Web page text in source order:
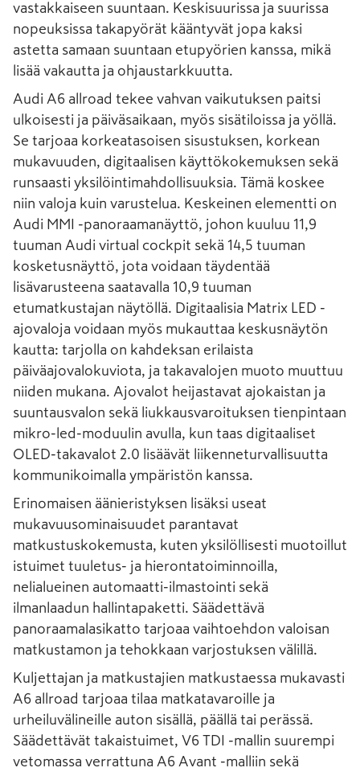
vastakkaiseen suuntaan. Keskisuurissa ja suurissa
nopeuksissa takapyörät kääntyvät jopa kaksi
astetta samaan suuntaan etupyörien kanssa, mikä
lisää vakautta ja ohjaustarkkuutta.
Audi A6 allroad tekee vahvan vaikutuksen paitsi
ulkoisesti ja päiväsaikaan, myös sisätiloissa ja yöllä.
Se tarjoaa korkeatasoisen sisustuksen, korkean
mukavuuden, digitaalisen käyttökokemuksen sekä
runsaasti yksilöintimahdollisuuksia. Tämä koskee
niin valoja kuin varustelua. Keskeinen elementti on
Audi MMI -panoraamanäyttö, johon kuuluu 11,9
tuuman Audi virtual cockpit sekä 14,5 tuuman
kosketusnäyttö, jota voidaan täydentää
lisävarusteena saatavalla 10,9 tuuman
etumatkustajan näytöllä. Digitaalisia Matrix LED -
ajovaloja voidaan myös mukauttaa keskusnäytön
kautta: tarjolla on kahdeksan erilaista
päiväajovalokuviota, ja takavalojen muoto muuttuu
niiden mukana. Ajovalot heijastavat ajokaistan ja
suuntausvalon sekä liukkausvaroituksen tienpintaan
mikro-led-moduulin avulla, kun taas digitaaliset
OLED-takavalot 2.0 lisäävät liikenneturvallisuutta
kommunikoimalla ympäristön kanssa.
Erinomaisen äänieristyksen lisäksi useat
mukavuusominaisuudet parantavat
matkustuskokemusta, kuten yksilöllisesti muotoillut
istuimet tuuletus- ja hierontatoiminnoilla,
nelialueinen automaatti-ilmastointi sekä
ilmanlaadun hallintapaketti. Säädettävä
panoraamalasikatto tarjoaa vaihtoehdon valoisan
matkustamon ja tehokkaan varjostuksen välillä.
Kuljettajan ja matkustajien matkustaessa mukavasti
A6 allroad tarjoaa tilaa matkatavaroille ja
urheiluvälineille auton sisällä, päällä tai perässä.
Säädettävät takaistuimet, V6 TDI -mallin suurempi
vetomassa verrattuna A6 Avant -malliin sekä